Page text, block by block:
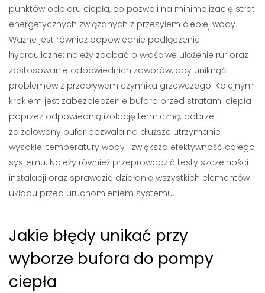
punktów odbioru ciepła, co pozwoli na minimalizację strat
energetycznych związanych z przesyłem ciepłej wody.
Ważne jest również odpowiednie podłączenie
hydrauliczne; należy zadbać o właściwe ułożenie rur oraz
zastosowanie odpowiednich zaworów, aby uniknąć
problemów z przepływem czynnika grzewczego. Kolejnym
krokiem jest zabezpieczenie bufora przed stratami ciepła
poprzez odpowiednią izolację termiczną; dobrze
zaizolowany bufor pozwala na dłuższe utrzymanie
wysokiej temperatury wody i zwiększa efektywność całego
systemu. Należy również przeprowadzić testy szczelności
instalacji oraz sprawdzić działanie wszystkich elementów
układu przed uruchomieniem systemu.
Jakie błędy unikać przy
wyborze bufora do pompy
ciepła